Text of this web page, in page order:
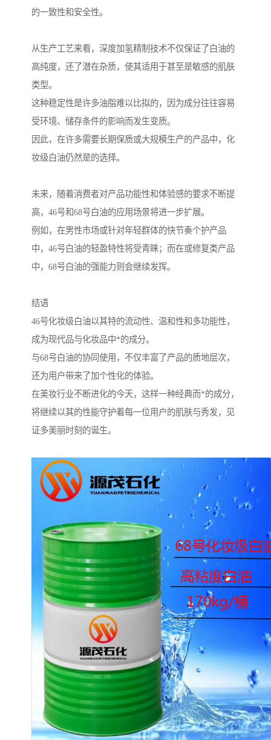
的一致性和安全性。
从生产工艺来看，深度加氢精制技术不仅保证了白油的
高纯度，还了潜在杂质，使其适用于甚至是敏感的肌肤
类型。
这种稳定性是许多油脂难以比拟的，因为成分往往容易
受环境、储存条件的影响而发生变质。
因此，在许多需要长期保质或大规模生产的产品中，化
妆级白油仍然是的选择。
未来，随着消费者对产品功能性和体验感的要求不断提
高，46号和68号白油的应用场景将进一步扩展。
例如，在男性市场或针对年轻群体的快节奏个护产品
中，46号白油的轻盈特性将受青睐；而在或修复类产品
中，68号白油的强能力则会继续发挥。
结语
46号化妆级白油以其特的流动性、温和性和多功能性，
成为现代品与化妆品中*的成分。
与68号白油的协同使用，不仅丰富了产品的质地层次，
还为用户带来了加个性化的体验。
在美妆行业不断进化的今天，这样一种经典而*的成分，
将继续以其的性能守护着每一位用户的肌肤与秀发，见
证多美丽时刻的诞生。